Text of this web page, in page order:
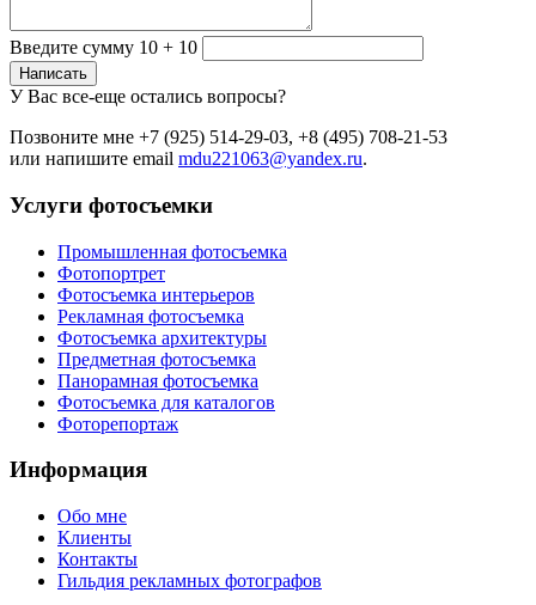
Введите сумму 10 + 10
Написать
У Вас все-еще остались вопросы?
Позвоните мне +7 (925) 514-29-03, +8 (495) 708-21-53
или напишите email mdu221063@yandex.ru.
Услуги фотосъемки
Промышленная фотосъемка
Фотопортрет
Фотосъемка интерьеров
Рекламная фотосъемка
Фотосъемка архитектуры
Предметная фотосъемка
Панорамная фотосъемка
Фотосъемка для каталогов
Фоторепортаж
Информация
Обо мне
Клиенты
Контакты
Гильдия рекламных фотографов